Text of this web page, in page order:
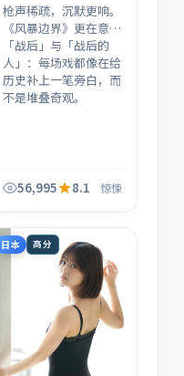
枪声稀疏，沉默更响。
《风暴边界》更在意
「战后」与「战后的
人」：每场戏都像在给
历史补上一笔旁白，而
不是堆叠奇观。
56,995 8.1 惊悚
日本 高分